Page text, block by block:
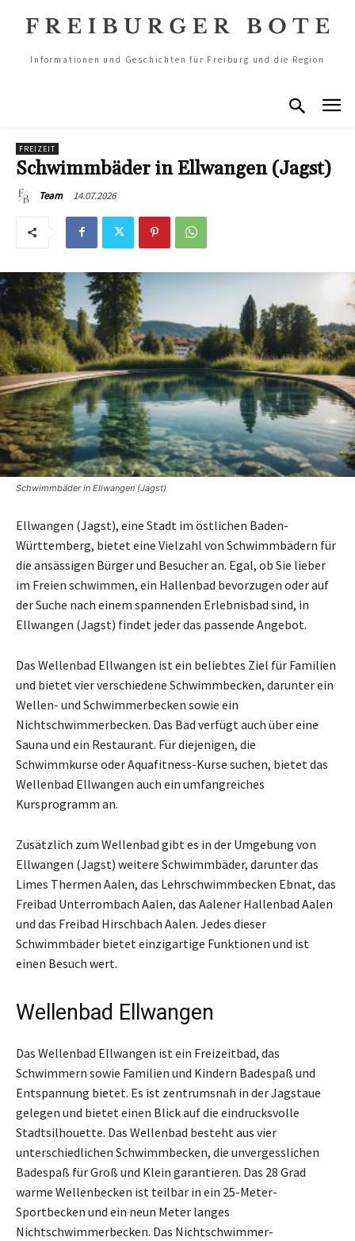
Informationen und Geschichten für Freiburg und die Region
FREIZEIT
Schwimmbäder in Ellwangen (Jagst)
Team 14.07.2026
Schwimmbäder in Ellwangen (Jagst)
Ellwangen (Jagst), eine Stadt im östlichen Baden-
Württemberg, bietet eine Vielzahl von Schwimmbädern für
die ansässigen Bürger und Besucher an. Egal, ob Sie lieber
im Freien schwimmen, ein Hallenbad bevorzugen oder auf
der Suche nach einem spannenden Erlebnisbad sind, in
Ellwangen (Jagst) findet jeder das passende Angebot.
Das Wellenbad Ellwangen ist ein beliebtes Ziel für Familien
und bietet vier verschiedene Schwimmbecken, darunter ein
Wellen- und Schwimmerbecken sowie ein
Nichtschwimmerbecken. Das Bad verfügt auch über eine
Sauna und ein Restaurant. Für diejenigen, die
Schwimmkurse oder Aquafitness-Kurse suchen, bietet das
Wellenbad Ellwangen auch ein umfangreiches
Kursprogramm an.
Zusätzlich zum Wellenbad gibt es in der Umgebung von
Ellwangen (Jagst) weitere Schwimmbäder, darunter das
Limes Thermen Aalen, das Lehrschwimmbecken Ebnat, das
Freibad Unterrombach Aalen, das Aalener Hallenbad Aalen
und das Freibad Hirschbach Aalen. Jedes dieser
Schwimmbäder bietet einzigartige Funktionen und ist
einen Besuch wert.
Wellenbad Ellwangen
Das Wellenbad Ellwangen ist ein Freizeitbad, das
Schwimmern sowie Familien und Kindern Badespaß und
Entspannung bietet. Es ist zentrumsnah in der Jagstaue
gelegen und bietet einen Blick auf die eindrucksvolle
Stadtsilhouette. Das Wellenbad besteht aus vier
unterschiedlichen Schwimmbecken, die unvergesslichen
Badespaß für Groß und Klein garantieren. Das 28 Grad
warme Wellenbecken ist teilbar in ein 25-Meter-
Sportbecken und ein neun Meter langes
Nichtschwimmerbecken. Das Nichtschwimmer-